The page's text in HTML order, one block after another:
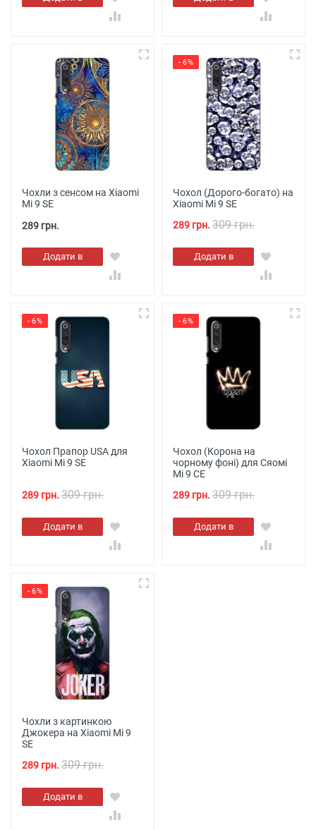
кошик
кошик
Чохли з сенсом на Xiaomi
Mi 9 SE
289 грн.
Додати в
кошик
- 6%
Чохол (Дорого-богато) на
Xiaomi Mi 9 SE
289 грн. 309 грн.
Додати в
кошик
- 6%
Чохол Прапор USA для
Xiaomi Mi 9 SE
289 грн. 309 грн.
Додати в
кошик
- 6%
Чохол (Корона на
чорному фоні) для Сяомі
Мі 9 СЕ
289 грн. 309 грн.
Додати в
кошик
- 6%
Чохли з картинкою
Джокера на Xiaomi Mi 9
SE
289 грн. 309 грн.
Додати в
кошик